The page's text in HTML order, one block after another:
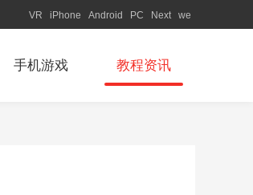
VR iPhone Android PC Next we
手机游戏 教程资讯